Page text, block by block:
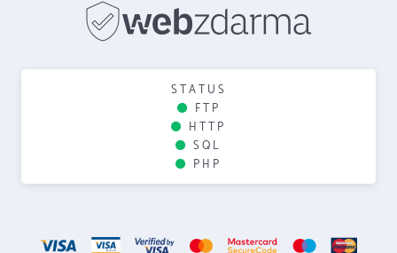
STATUS
FTP
HTTP
SQL
PHP